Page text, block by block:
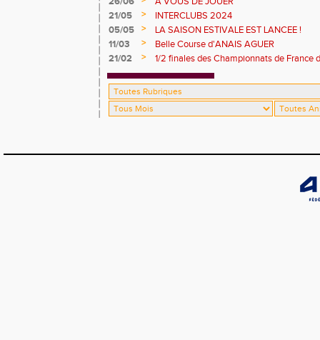
21/05
>
INTERCLUBS 2024
05/05
>
LA SAISON ESTIVALE EST LANCEE !
11/03
>
Belle Course d'ANAIS AGUER
21/02
>
1/2 finales des Championnats de France